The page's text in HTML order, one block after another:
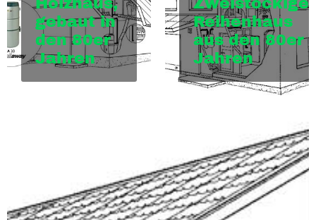
gebaut in
den 80er
Jahren
Reihenhaus
aus den 80er
Jahren